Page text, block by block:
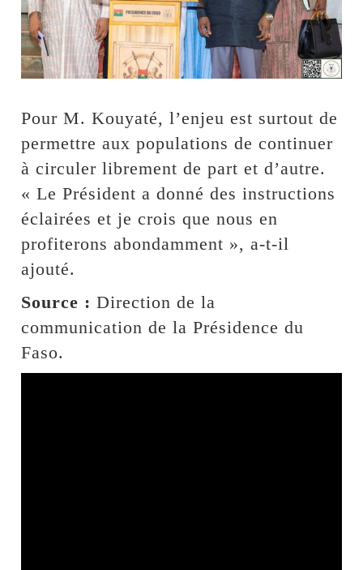
Pour M. Kouyaté, l’enjeu est surtout de
permettre aux populations de continuer
à circuler librement de part et d’autre.
« Le Président a donné des instructions
éclairées et je crois que nous en
profiterons abondamment », a-t-il
ajouté.
Source :Direction de la
communication de la Présidence du
Faso.